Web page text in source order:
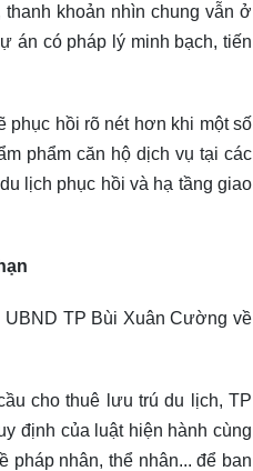
khoản nhìn chung vẫn ở
án có pháp lý minh bạch, tiến
hồi rõ nét hơn khi một số
phẩm căn hộ dịch vụ tại các
lịch phục hồi và hạ tầng giao
UBND TP Bùi Xuân Cường về
cho thuê lưu trú du lịch, TP
định của luật hiện hành cùng
pháp nhân, thể nhân... để ban